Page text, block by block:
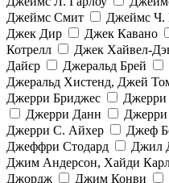
Джеймс Смит
Джеймс Ч.
Джек Дир
Джек Кавано
Котрелл
Джек Хайвел-
Дайєр
Джеральд Брей
Джеральд Хистенд, Джей
Джерри Бриджес
Джерри Данн
Джерри С. Айхер
Джеф
Джеффри Стодард
Джил
Джим Андерсон, Хайди
Джордж
Джим Конви